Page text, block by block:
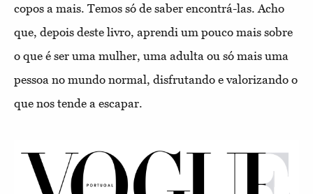
copos a mais. Temos só de saber encontrá-las. Acho
que, depois deste livro, aprendi um pouco mais sobre
o que é ser uma mulher, uma adulta ou só mais uma
pessoa no mundo normal, disfrutando e valorizando o
que nos tende a escapar.